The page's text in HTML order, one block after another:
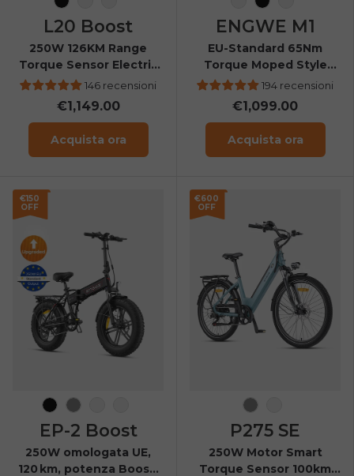
NeroMare Verde
L20 Boost
250W 126KM Range
Torque Sensor Electric
Fat Bike with a Boost
Button
146 recensioni
€1,149.00
Acquista ora
Blu navy
NeroGiallo
ENGWE M1
EU-Standard 65Nm
Torque Moped Style
Ebike
194 recensioni
€1,099.00
Acquista ora
€150
OFF
NeroGrigioMarrone d'epoca
EP-2 Boost
250W omologata UE,
120 km, potenza Boost,
€600
OFF
GrigioCielo blu
P275 SE
250W Motor Smart
Torque Sensor 100km